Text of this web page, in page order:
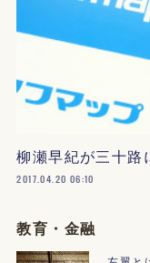
柳瀬早紀が三十路
2017.04.20 06:10
教育・金融